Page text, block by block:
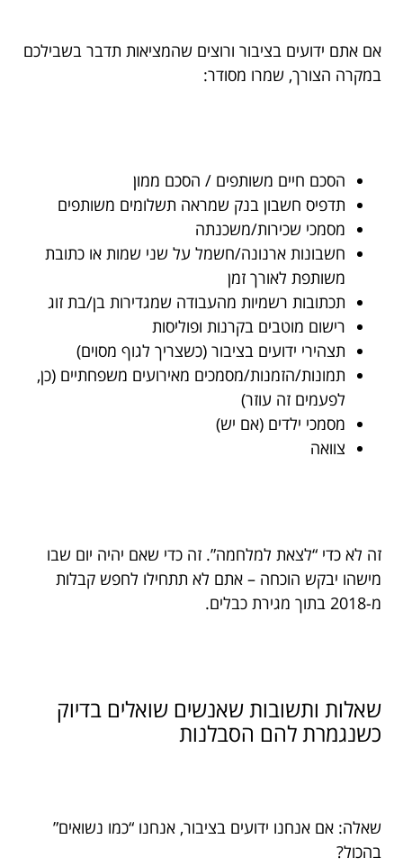
אם אתם ידועים בציבור ורוצים שהמציאות תדבר בשבילכם
במקרה הצורך, שמרו מסודר:
הסכם חיים משותפים / הסכם ממון
תדפיס חשבון בנק שמראה תשלומים משותפים
מסמכי שכירות/משכנתה
חשבונות ארנונה/חשמל על שני שמות או כתובת
משותפת לאורך זמן
תכתובות רשמיות מהעבודה שמגדירות בן/בת זוג
רישום מוטבים בקרנות ופוליסות
תצהירי ידועים בציבור (כשצריך לגוף מסוים)
תמונות/הזמנות/מסמכים מאירועים משפחתיים (כן,
לפעמים זה עוזר)
מסמכי ילדים (אם יש)
צוואה
זה לא כדי “לצאת למלחמה”. זה כדי שאם יהיה יום שבו
מישהו יבקש הוכחה – אתם לא תתחילו לחפש קבלות
מ-2018 בתוך מגירת כבלים.
שאלות ותשובות שאנשים שואלים בדיוק
כשנגמרת להם הסבלנות
שאלה: אם אנחנו ידועים בציבור, אנחנו “כמו נשואים”
בהכול?